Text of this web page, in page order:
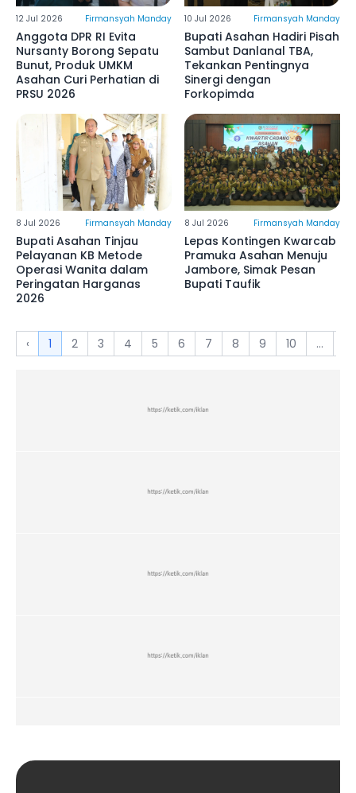
12 Jul 2026 Firmansyah Manday
Anggota DPR RI Evita
Nursanty Borong Sepatu
Bunut, Produk UMKM
Asahan Curi Perhatian di
PRSU 2026
10 Jul 2026 Firmansyah Manday
Bupati Asahan Hadiri Pisah
Sambut Danlanal TBA,
Tekankan Pentingnya
Sinergi dengan
Forkopimda
8 Jul 2026 Firmansyah Manday
Bupati Asahan Tinjau
Pelayanan KB Metode
Operasi Wanita dalam
Peringatan Harganas
2026
8 Jul 2026 Firmansyah Manday
Lepas Kontingen Kwarcab
Pramuka Asahan Menuju
Jambore, Simak Pesan
Bupati Taufik
‹ 1 2 3 4 5 6 7 8 9 10 ...